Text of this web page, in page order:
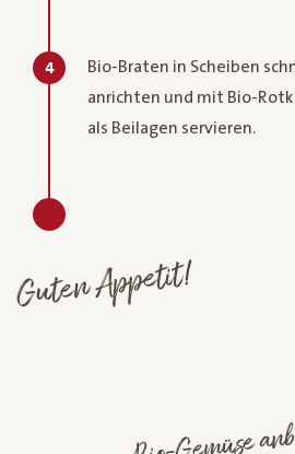
4
Bio-Braten in Scheiben
anrichten und mit Bio-
als Beilagen servieren.
Guten Appetit!